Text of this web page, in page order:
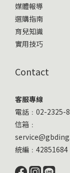
媒體報導
選購指南
育兒知識
實用技巧
Contact
客服專線
電話﹕02-2325-
信箱﹕
統編﹕42851684